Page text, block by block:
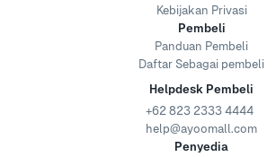
Kebijakan Privasi
Pembeli
Panduan Pembeli
Daftar Sebagai pembeli
Helpdesk Pembeli
+62 823 2333 4444
help@ayoomall.com
Penyedia